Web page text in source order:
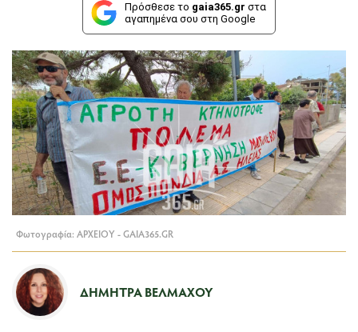
Πρόσθεσε το gaia365.gr στα
αγαπημένα σου στη Google
Φωτογραφία: ΑΡΧΕΙΟΥ - GAIA365.GR
ΔΉΜΗΤΡΑ ΒΈΛΜΑΧΟΥ